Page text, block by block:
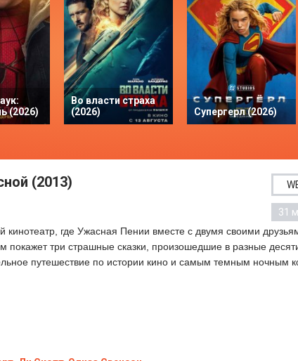
(2026)
Во власти страха
(2026)
Супергерл (2026)
(2013)
31
кинотеатр, где Ужасная Пении вместе с двумя своими
три страшные сказки, произошедшие в разные
путешествие по истории кино и самым темным ночным